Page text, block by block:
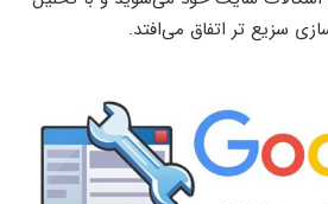
سزیع تر اتفاق می‌افتد.